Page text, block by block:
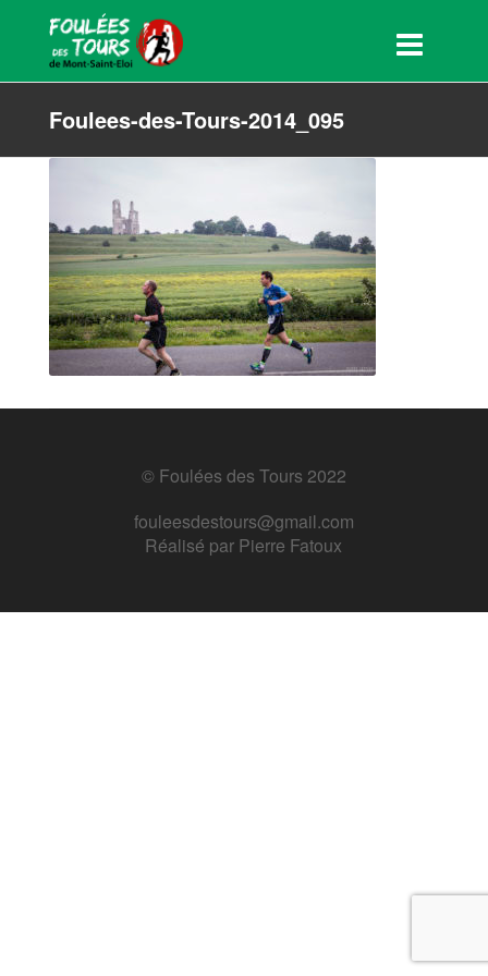
Foulees-des-Tours-2014_095
© Foulées des Tours 2022
fouleesdestours@gmail.com
Réalisé par Pierre Fatoux